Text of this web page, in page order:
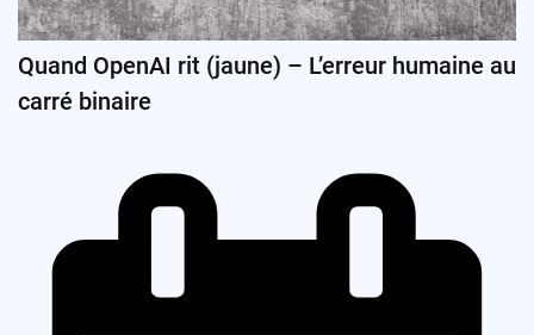
Quand OpenAI rit (jaune) – L’erreur humaine au
carré binaire